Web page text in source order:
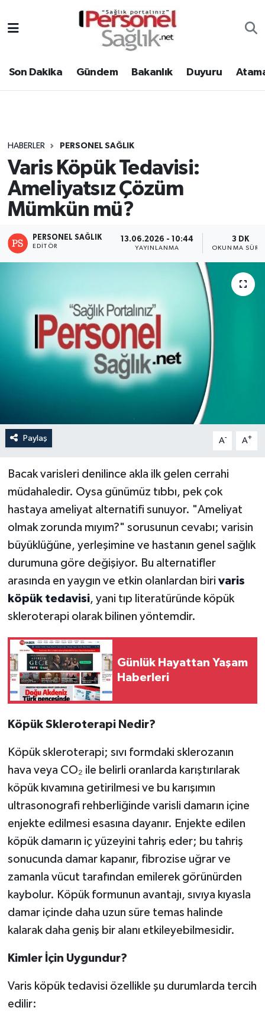
Son Dakika Gündem Bakanlık Duyuru
HABERLER PERSONEL SAĞLIK
Varis Köpük Tedavisi:
Ameliyatsız Çözüm
Mümkün mü?
PERSONEL SAĞLIK
EDITÖR
13.06.2026 - 10:44
YAYINLANMA
3 DK
OKUNMA
Paylaş A- A+
Bacak varisleri denilince akla ilk gelen cerrahi
müdahaledir. Oysa günümüz tıbbı, pek çok
hastaya ameliyat alternatifi sunuyor. "Ameliyat
olmak zorunda mıyım?" sorusunun cevabı; varisin
büyüklüğüne, yerleşimine ve hastanın genel sağlık
durumuna göre değişiyor. Bu alternatifler
arasında en yaygın ve etkin olanlardan biri varis
köpük tedavisi, yani tıp literatüründe köpük
skleroterapi olarak bilinen yöntemdir.
Günlük Hayattan Yaşam
Haberleri
Köpük Skleroterapi Nedir?
Köpük skleroterapi; sıvı formdaki sklerozanın
hava veya CO₂ ile belirli oranlarda karıştırılarak
köpük kıvamına getirilmesi ve bu karışımın
ultrasonografi rehberliğinde varisli damarın içine
enjekte edilmesi esasına dayanır. Enjekte edilen
köpük damarın iç yüzeyini tahriş eder; bu tahriş
sonucunda damar kapanır, fibrozise uğrar ve
zamanla vücut tarafından emilerek görünürden
kaybolur. Köpük formunun avantajı, sıvıya kıyasla
damar içinde daha uzun süre temas halinde
kalarak daha geniş bir alanı etkileyebilmesidir.
Kimler İçin Uygundur?
Varis köpük tedavisi özellikle şu durumlarda tercih
edilir:
Gündem
Atamalar
Mevzuat
Nöbetçi Eczaneler
Hava Durumu
Tüm Manşetler
Son Dakika Haberleri